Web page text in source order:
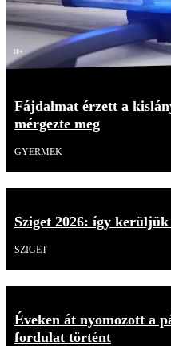
18+
Fájdalmat érzett a
mérgezte meg
GYERMEK
Sziget 2026: így
SZIGET
Éveken át nyomozott a
fordulat történt